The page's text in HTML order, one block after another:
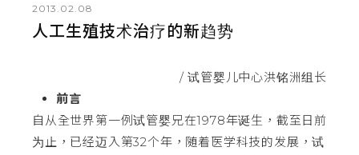
2013.02.08
人工生殖技术治疗的新趋势
/ 试管婴儿中心洪铭洲组长
前言
自从全世界第一例试管婴兄在1978年诞生，截至日前
为止，已经迈入第32个年，随着医学科技的发展，试